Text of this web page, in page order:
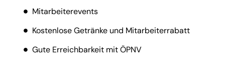
Mitarbeiterevents
Kostenlose Getränke und Mitarbeiterrabatt
Gute Erreichbarkeit mit ÖPNV